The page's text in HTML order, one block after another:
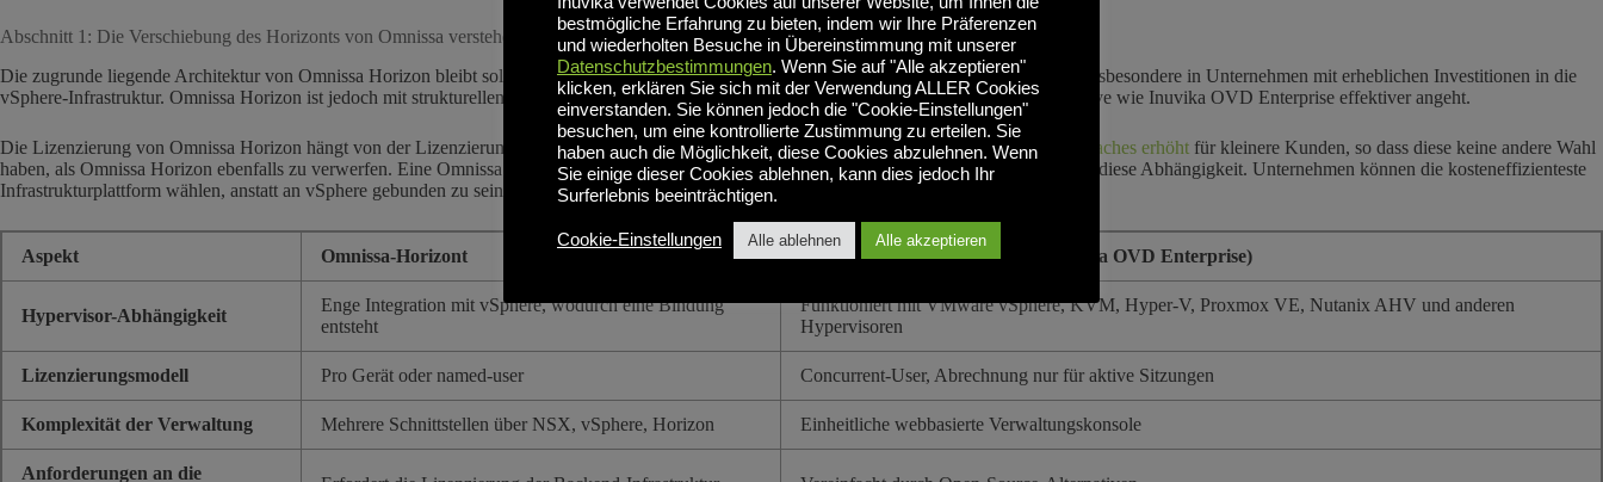
Abschnitt 1: Die Verschiebung des Horizonts von Omnissa verstehen und warum Alternativen wichtig sind
Die zugrunde liegende Architektur von Omnissa Horizon bleibt solide. Die Plattform stellt virtuelle Desktops und Anwendungen effektiv bereit, insbesondere in Unternehmen mit erheblichen Investitionen in die
vSphere-Infrastruktur. Omnissa Horizon ist jedoch mit strukturellen Kosten und Einschränkungen verbunden, die eine Omnissa Horizon-Alternative wie Inuvika OVD Enterprise effektiver angeht.
Die Lizenzierung von Omnissa Horizon hängt von der Lizenzierung des vSphere-Hypervisors ab.VMware Broadcom hat die Preise um ein Vielfaches erhöht für kleinere Kunden, so dass diese keine andere Wahl
haben, als Omnissa Horizon ebenfalls zu verwerfen. Eine Omnissa Horizon-Alternative, die über mehrere Hypervisoren hinweg arbeitet, beseitigt diese Abhängigkeit. Unternehmen können die kosteneffizienteste
Infrastrukturplattform wählen, anstatt an vSphere gebunden zu sein.
Aspekt Omnissa-Horizont Omnissa Horizon Alternative (Inuvika OVD Enterprise)
Hypervisor-Abhängigkeit
Enge Integration mit vSphere, wodurch eine Bindung
entsteht
Funktioniert mit VMware vSphere, KVM, Hyper-V, Proxmox VE, Nutanix AHV und anderen
Hypervisoren
Lizenzierungsmodell Pro Gerät oder named-user Concurrent-User, Abrechnung nur für aktive Sitzungen
Komplexität der Verwaltung Mehrere Schnittstellen über NSX, vSphere, Horizon Einheitliche webbasierte Verwaltungskonsole
Anforderungen an die
bestmögliche Erfahrung zu bieten, indem wir Ihre Präferenzen
und wiederholten Besuche in Übereinstimmung mit unserer
Datenschutzbestimmungen. Wenn Sie auf "Alle akzeptieren"
klicken, erklären Sie sich mit der Verwendung ALLER Cookies
einverstanden. Sie können jedoch die "Cookie-Einstellungen"
besuchen, um eine kontrollierte Zustimmung zu erteilen. Sie
haben auch die Möglichkeit, diese Cookies abzulehnen. Wenn
Sie einige dieser Cookies ablehnen, kann dies jedoch Ihr
Surferlebnis beeinträchtigen.
Cookie-Einstellungen Alle ablehnen Alle akzeptieren